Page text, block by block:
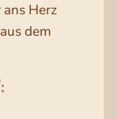
Herz
dem